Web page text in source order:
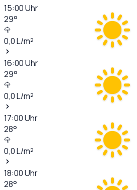
15:00Uhr
29°
0,0L/m²
16:00Uhr
29°
0,0L/m²
17:00Uhr
28°
0,0L/m²
18:00Uhr
28°